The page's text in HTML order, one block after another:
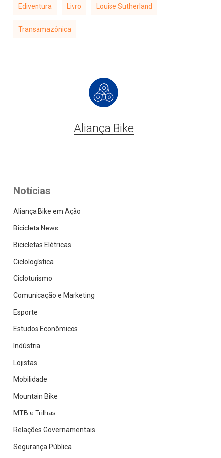
Ediventura Livro Louise Sutherland
Transamazônica
Aliança Bike
Notícias
Aliança Bike em Ação
Bicicleta News
Bicicletas Elétricas
Ciclologística
Cicloturismo
Comunicação e Marketing
Esporte
Estudos Econômicos
Indústria
Lojistas
Mobilidade
Mountain Bike
MTB e Trilhas
Relações Governamentais
Segurança Pública